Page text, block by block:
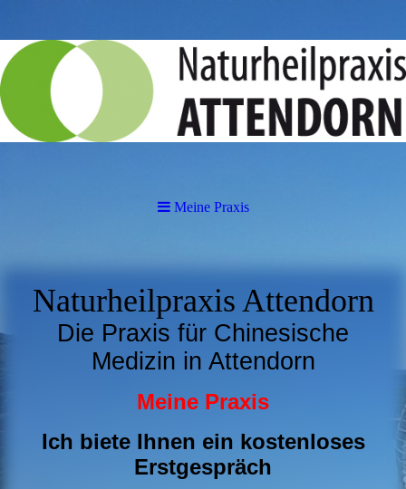
Meine Praxis
Naturheilpraxis Attendorn
Die Praxis für Chinesische
Medizin in Attendorn
Meine Praxis
Ich biete Ihnen ein kostenloses
Erstgespräch